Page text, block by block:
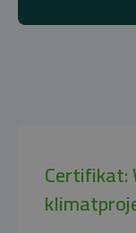
Certifikat: